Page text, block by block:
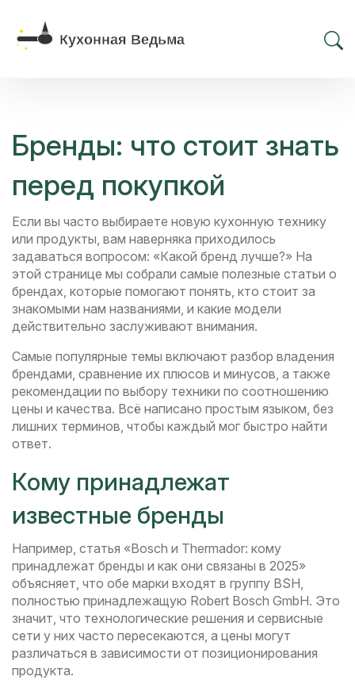
Бренды: что стоит знать
перед покупкой
Если вы часто выбираете новую кухонную технику
или продукты, вам наверняка приходилось
задаваться вопросом: «Какой бренд лучше?» На
этой странице мы собрали самые полезные статьи о
брендах, которые помогают понять, кто стоит за
знакомыми нам названиями, и какие модели
действительно заслуживают внимания.
Самые популярные темы включают разбор владения
брендами, сравнение их плюсов и минусов, а также
рекомендации по выбору техники по соотношению
цены и качества. Всё написано простым языком, без
лишних терминов, чтобы каждый мог быстро найти
ответ.
Кому принадлежат
известные бренды
Например, статья «Bosch и Thermador: кому
принадлежат бренды и как они связаны в 2025»
объясняет, что обе марки входят в группу BSH,
полностью принадлежащую Robert Bosch GmbH. Это
значит, что технологические решения и сервисные
сети у них часто пересекаются, а цены могут
различаться в зависимости от позиционирования
продукта.